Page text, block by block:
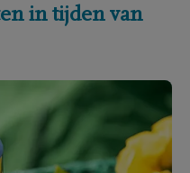
in tijden van